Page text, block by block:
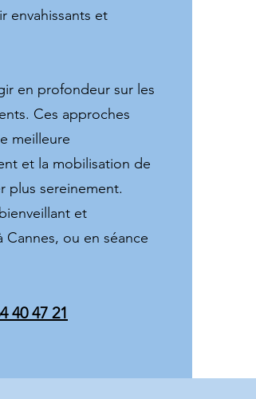
envahissants et
en profondeur sur les
Ces approches
meilleure
et la mobilisation de
plus sereinement.
et
ou en séance
40 47 21